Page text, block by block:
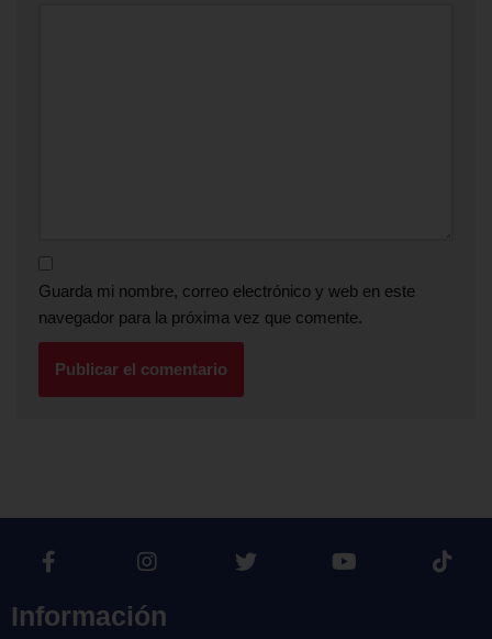
Guarda mi nombre, correo electrónico y web en este
navegador para la próxima vez que comente.
Información